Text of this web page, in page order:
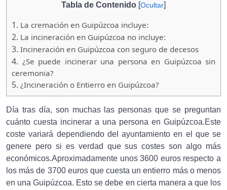
Tabla de Contenido [Ocultar]
1. La cremación en Guipúzcoa incluye:
2. La incineración en Guipúzcoa no incluye:
3. Incineración en Guipúzcoa con seguro de decesos
4. ¿Se puede incinerar una persona en Guipúzcoa sin
ceremonia?
5. ¿Incineración o Entierro en Guipúzcoa?
Día tras día, son muchas las personas que se preguntan
cuánto cuesta incinerar a una persona en Guipúzcoa.Este
coste variará dependiendo del ayuntamiento en el que se
genere pero si es verdad que sus costes son algo más
económicos.Aproximadamente unos 3600 euros respecto a
los más de 3700 euros que cuesta un entierro más o menos
en una Guipúzcoa. Esto se debe en cierta manera a que los